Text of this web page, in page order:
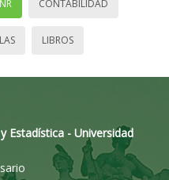
CONTABILIDAD
LIBROS
Estadística - Universidad